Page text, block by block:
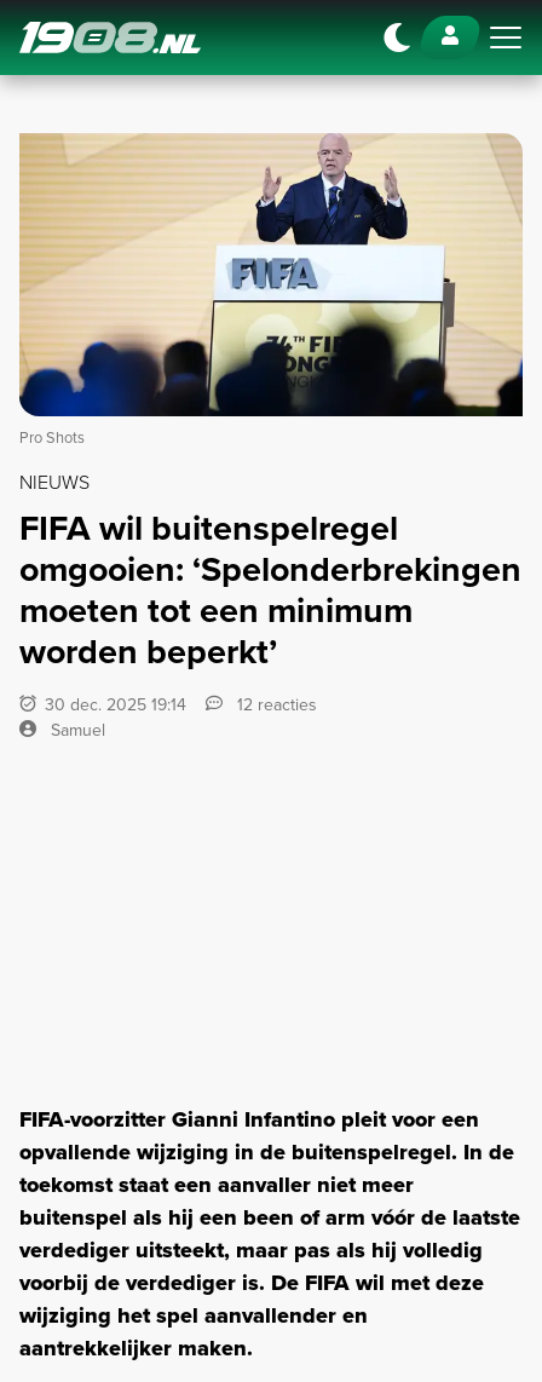
Navigation
Pro Shots
NIEUWS
FIFA wil buitenspelregel
omgooien: ‘Spelonderbrekingen
moeten tot een minimum
worden beperkt’
30 dec. 2025 19:14
12 reacties
Samuel
FIFA-voorzitter Gianni Infantino pleit voor een
opvallende wijziging in de buitenspelregel. In de
toekomst staat een aanvaller niet meer
buitenspel als hij een been of arm vóór de laatste
verdediger uitsteekt, maar pas als hij volledig
voorbij de verdediger is. De FIFA wil met deze
wijziging het spel aanvallender en
aantrekkelijker maken.